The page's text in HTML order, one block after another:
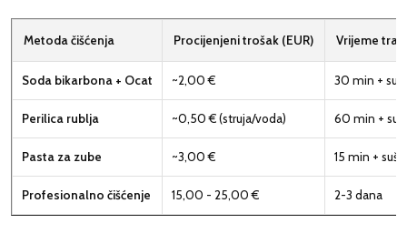
Metoda čišćenja Procijenjeni trošak (EUR) Vrijeme
Soda bikarbona + Ocat ~2,00 € 30 min +
Perilica rublja ~0,50 € (struja/voda) 60 min +
Pasta za zube ~3,00 € 15 min +
Profesionalno čišćenje 15,00 - 25,00 € 2-3 dana